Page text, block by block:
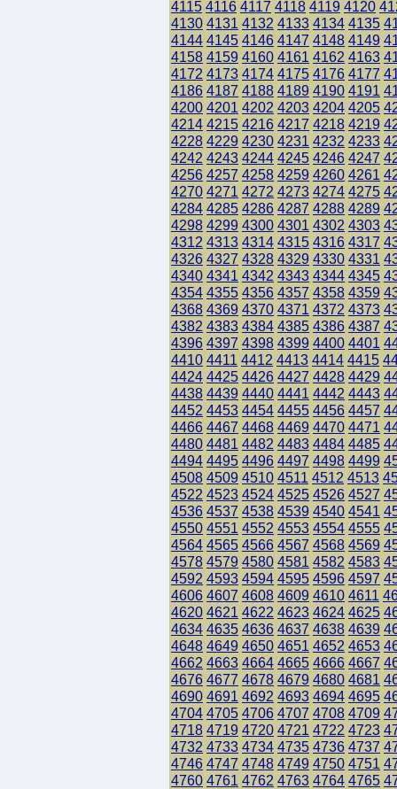
4115 4116 4117 4118 4119 4120
4130 4131 4132 4133 4134 4135
4144 4145 4146 4147 4148 4149
4158 4159 4160 4161 4162 4163
4172 4173 4174 4175 4176 4177
4186 4187 4188 4189 4190 4191
4200 4201 4202 4203 4204 4205
4214 4215 4216 4217 4218 4219
4228 4229 4230 4231 4232 4233
4242 4243 4244 4245 4246 4247
4256 4257 4258 4259 4260 4261
4270 4271 4272 4273 4274 4275
4284 4285 4286 4287 4288 4289
4298 4299 4300 4301 4302 4303
4312 4313 4314 4315 4316 4317
4326 4327 4328 4329 4330 4331
4340 4341 4342 4343 4344 4345
4354 4355 4356 4357 4358 4359
4368 4369 4370 4371 4372 4373
4382 4383 4384 4385 4386 4387
4396 4397 4398 4399 4400 4401
4410 4411 4412 4413 4414 4415
4424 4425 4426 4427 4428 4429
4438 4439 4440 4441 4442 4443
4452 4453 4454 4455 4456 4457
4466 4467 4468 4469 4470 4471
4480 4481 4482 4483 4484 4485
4494 4495 4496 4497 4498 4499
4508 4509 4510 4511 4512 4513
4522 4523 4524 4525 4526 4527
4536 4537 4538 4539 4540 4541
4550 4551 4552 4553 4554 4555
4564 4565 4566 4567 4568 4569
4578 4579 4580 4581 4582 4583
4592 4593 4594 4595 4596 4597
4606 4607 4608 4609 4610 4611
4620 4621 4622 4623 4624 4625
4634 4635 4636 4637 4638 4639
4648 4649 4650 4651 4652 4653
4662 4663 4664 4665 4666 4667
4676 4677 4678 4679 4680 4681
4690 4691 4692 4693 4694 4695
4704 4705 4706 4707 4708 4709
4718 4719 4720 4721 4722 4723
4732 4733 4734 4735 4736 4737
4746 4747 4748 4749 4750 4751
4760 4761 4762 4763 4764 4765